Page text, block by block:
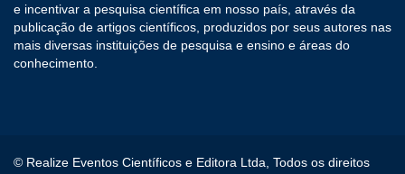
e incentivar a pesquisa científica em nosso país, através da
publicação de artigos científicos, produzidos por seus autores nas
mais diversas instituições de pesquisa e ensino e áreas do
conhecimento.
© Realize Eventos Científicos e Editora Ltda, Todos os direitos